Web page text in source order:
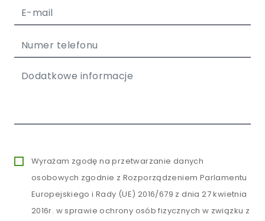
Wyrażam zgodę na przetwarzanie danych
osobowych zgodnie z Rozporządzeniem Parlamentu
Europejskiego i Rady (UE) 2016/679 z dnia 27 kwietnia
2016r. w sprawie ochrony osób fizycznych w związku z